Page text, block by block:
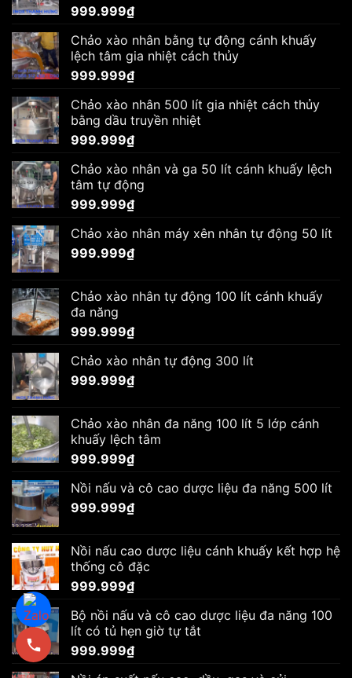
999.999₫
Chảo xào nhân bằng tự động cánh khuấy
lệch tâm gia nhiệt cách thủy
999.999₫
Chảo xào nhân 500 lít gia nhiệt cách thủy
bằng dầu truyền nhiệt
999.999₫
Chảo xào nhân và ga 50 lít cánh khuấy lệch
tâm tự động
999.999₫
Chảo xào nhân máy xên nhân tự động 50 lít
999.999₫
Chảo xào nhân tự động 100 lít cánh khuấy
đa năng
999.999₫
Chảo xào nhân tự động 300 lít
999.999₫
Chảo xào nhân đa năng 100 lít 5 lớp cánh
khuấy lệch tâm
999.999₫
Nồi nấu và cô cao dược liệu đa năng 500 lít
999.999₫
Nồi nấu cao dược liệu cánh khuấy kết hợp hệ
thống cô đặc
999.999₫
Bộ nồi nấu và cô cao dược liệu đa năng 100
lít có tủ hẹn giờ tự tắt
999.999₫